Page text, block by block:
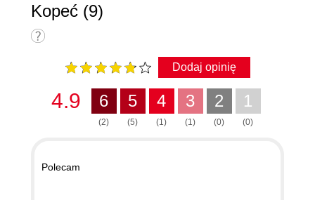
Kopeć (9)
Dodaj opinię
4.9 6
(2)
5
(5)
4
(1)
3
(1)
2
(0)
1
(0)
Polecam